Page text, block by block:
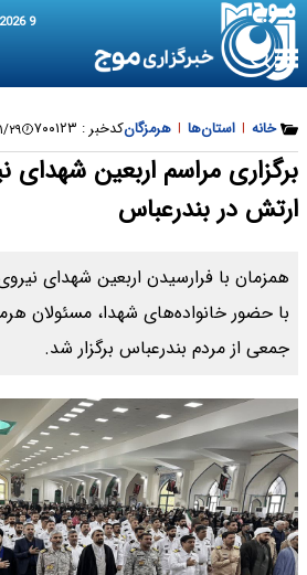
9 August 2026
خانه | استان‌ها | هرمزگانکدخبر : ۷۰۰۱۲۳ ۱۴۰۵/
برگزاری مراسم اربعین شهدای
ارتش در بندرعباس
همزمان با فرارسیدن اربعین شهدای
با حضور خانواده‌های شهدا، مسئولان
جمعی از مردم بندرعباس برگزار شد.